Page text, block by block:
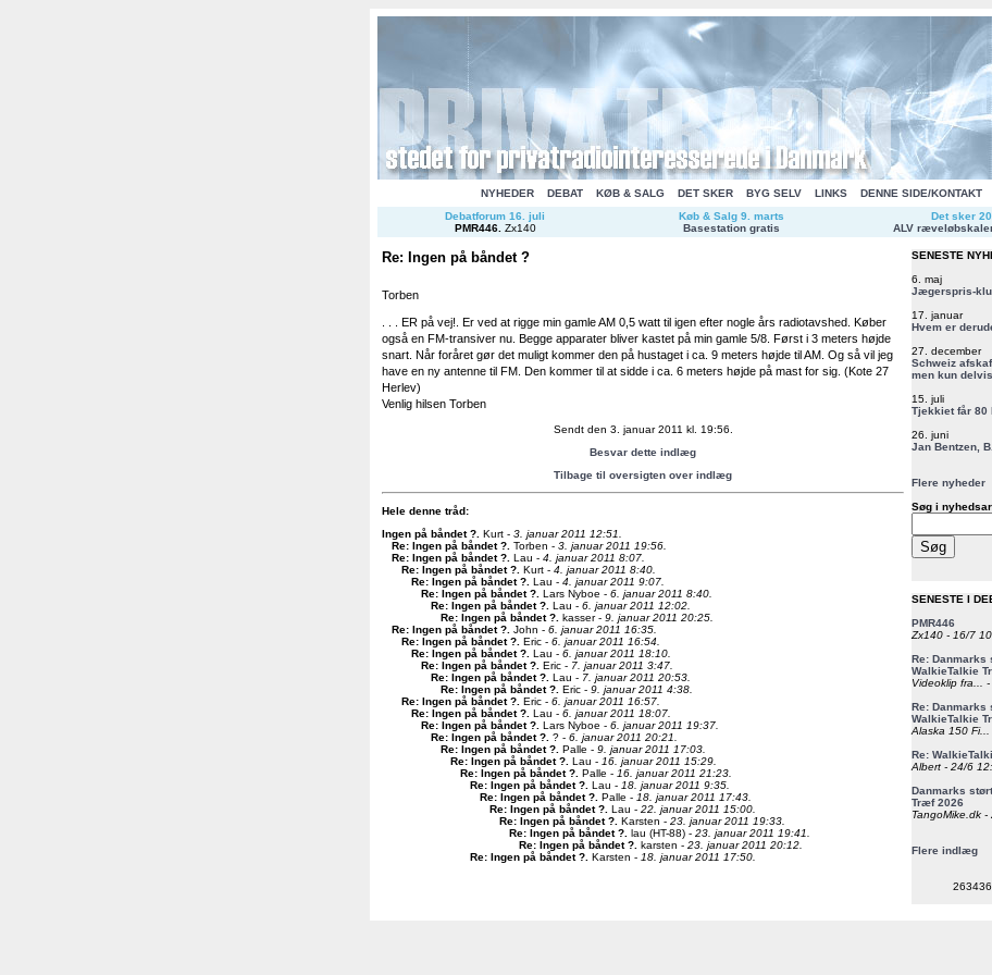
NYHEDER DEBAT KØB & SALG DET SKER BYG SELV LINKS
DENNE SIDE/KONTAKT
Debatforum 16. juli
PMR446. Zx140
Køb & Salg 9. marts
Basestation gratis
Det sker
ALV
Re: Ingen på båndet ?
Torben
. . . ER på vej!. Er ved at rigge min gamle AM 0,5 watt til igen efter nogle års radiotavshed. Køber
også en FM-transiver nu. Begge apparater bliver kastet på min gamle 5/8. Først i 3 meters højde
snart. Når foråret gør det muligt kommer den på hustaget i ca. 9 meters højde til AM. Og så vil jeg
have en ny antenne til FM. Den kommer til at sidde i ca. 6 meters højde på mast for sig. (Kote 27
Herlev)
Venlig hilsen Torben
Sendt den 3. januar 2011 kl. 19:56.
Besvar dette indlæg
Tilbage til oversigten over indlæg
Hele denne tråd:
Ingen på båndet ? Kurt - 3. januar 2011 12:51.
Re: Ingen på båndet ? Torben - 3. januar 2011 19:56.
Re: Ingen på båndet ? Lau - 4. januar 2011 8:07.
Re: Ingen på båndet ? Kurt - 4. januar 2011 8:40.
Re: Ingen på båndet ? Lau - 4. januar 2011 9:07.
Re: Ingen på båndet ? Lars Nyboe - 6. januar 2011 8:40.
Re: Ingen på båndet ? Lau - 6. januar 2011 12:02.
Re: Ingen på båndet ? kasser - 9. januar 2011 20:25.
Re: Ingen på båndet ? John - 6. januar 2011 16:35.
Re: Ingen på båndet ? Eric - 6. januar 2011 16:54.
Re: Ingen på båndet ? Lau - 6. januar 2011 18:10.
Re: Ingen på båndet ? Eric - 7. januar 2011 3:47.
Re: Ingen på båndet ? Lau - 7. januar 2011 20:53.
Re: Ingen på båndet ? Eric - 9. januar 2011 4:38.
Re: Ingen på båndet ? Eric - 6. januar 2011 16:57.
Re: Ingen på båndet ? Lau - 6. januar 2011 18:07.
Re: Ingen på båndet ? Lars Nyboe - 6. januar 2011 19:37.
Re: Ingen på båndet ? ? - 6. januar 2011 20:21.
Re: Ingen på båndet ? Palle - 9. januar 2011 17:03.
Re: Ingen på båndet ? Lau - 16. januar 2011 15:29.
Re: Ingen på båndet ? Palle - 16. januar 2011 21:23.
Re: Ingen på båndet ? Lau - 18. januar 2011 9:35.
Re: Ingen på båndet ? Palle - 18. januar 2011 17:43.
Re: Ingen på båndet ? Lau - 22. januar 2011 15:00.
Re: Ingen på båndet ? Karsten - 23. januar 2011 19:33.
Re: Ingen på båndet ? lau (HT-88) - 23. januar 2011 19:41.
Re: Ingen på båndet ? karsten - 23. januar 2011 20:12.
Re: Ingen på båndet ? Karsten - 18. januar 2011 17:50.
SENESTE
6. maj
Jægerspris-
17. januar
Hvem er
27. december
Schweiz
men kun
15. juli
Tjekkiet får 80
26. juni
Jan Bentzen,
Flere nyheder
Søg i
SENESTE I
PMR446
Zx140 - 16/7
Re: Danmarks
WalkieTalkie
Videoklip fra...
Re: Danmarks
WalkieTalkie
Alaska 150
Re:
Albert - 24/6
Danmarks
Træf 2026
TangoMike.dk
Flere indlæg